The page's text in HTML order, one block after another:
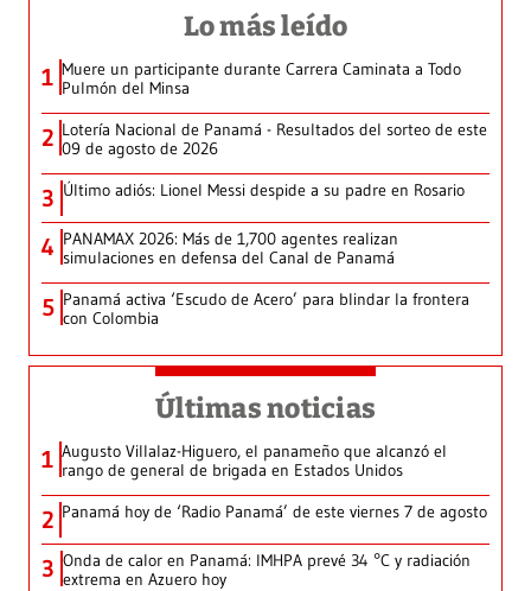
Lo más leído
1 Muere un participante durante Carrera Caminata a Todo
Pulmón del Minsa
2 Lotería Nacional de Panamá - Resultados del sorteo de este
09 de agosto de 2026
3 Último adiós: Lionel Messi despide a su padre en Rosario
4 PANAMAX 2026: Más de 1,700 agentes realizan
simulaciones en defensa del Canal de Panamá
5 Panamá activa ‘Escudo de Acero’ para blindar la frontera
con Colombia
Últimas noticias
1 Augusto Villalaz-Higuero, el panameño que alcanzó el
rango de general de brigada en Estados Unidos
2 Panamá hoy de ‘Radio Panamá’ de este viernes 7 de agosto
3 Onda de calor en Panamá: IMHPA prevé 34 °C y radiación
extrema en Azuero hoy